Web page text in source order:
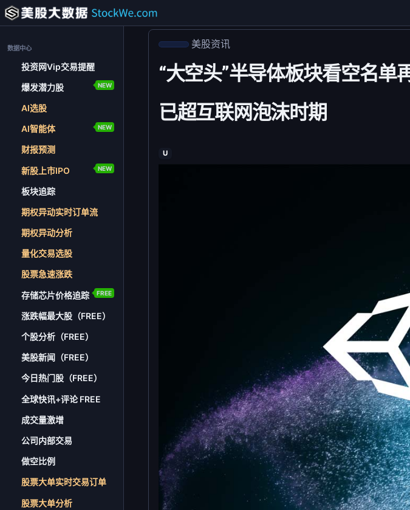
数据中心
投资网Vip交易提醒
爆发潜力股 NEW
AI选股
AI智能体 NEW
财报预测
新股上市IPO NEW
板块追踪
期权异动实时订单流
期权异动分析
量化交易选股
股票急速涨跌
存储芯片价格追踪 FREE
涨跌幅最大股（FREE）
个股分析（FREE）
美股新闻（FREE）
今日热门股（FREE）
全球快讯+评论 FREE
成交量激增
公司内部交易
做空比例
股票大单实时交易订单
股票大单分析
美股资讯
“大空头”半导体板块看空名
已超互联网泡沫时期
U